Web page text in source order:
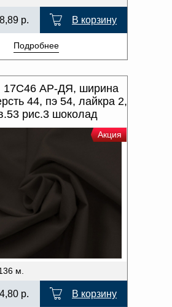
р. В корзину
Подробнее
17С46 АР-ДЯ, ширина
44, пэ 54, лайкра 2,
рис.3 шоколад
Акция
м.
р. В корзину